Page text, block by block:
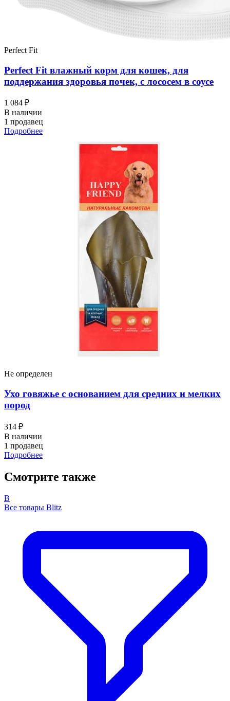
Perfect Fit
Perfect Fit влажный корм для кошек, для
поддержания здоровья почек, с лососем в соусе
1 084 ₽
В наличии
1 продавец
Подробнее
Не определен
Ухо говяжье с основанием для средних и мелких
пород
314 ₽
В наличии
1 продавец
Подробнее
Смотрите также
B
Все товары Blitz